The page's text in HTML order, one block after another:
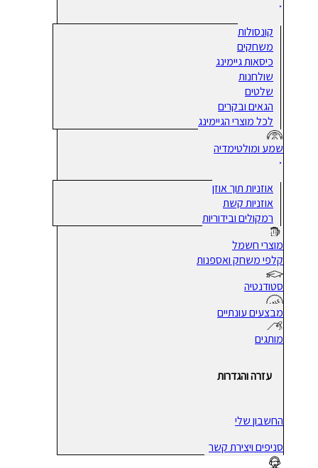
קונסולות
משחקים
כיסאות גיימינג
שולחנות
שלטים
הגאים ובקרים
לכל מוצרי הגיימינג
שמע ומולטימדיה
אוזניות תוך אוזן
אוזניות קשת
רמקולים ובידוריות
מוצרי חשמל
קלפי משחק ואספנות
סטודנטיה
מבצעים עונתיים
מותגים
עזרה והגדרות
החשבון שלי
סניפים ויצירת קשר